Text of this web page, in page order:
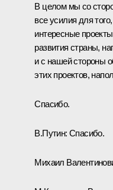
В целом мы со
все усилия для
интересные
развития страны,
и с нашей стороны
этих проектов,
Спасибо.
В.Путин: Спасибо.
Михаил